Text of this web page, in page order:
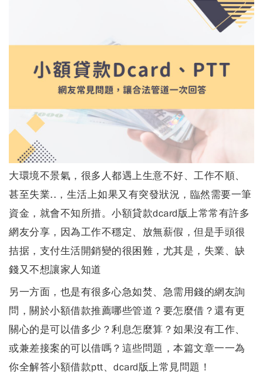
大環境不景氣，很多人都遇上生意不好、工作不順、
甚至失業..，生活上如果又有突發狀況，臨然需要一筆
資金，就會不知所措。 小額貸款dcard版上常常有許多
網友分享，因為工作不穩定、放無薪假 ，但是手頭很
拮据，支付生活開銷變的很困難，尤其是，失業、缺
錢又不想讓家人知道
另一方面，也是有很多心急如焚、急需用錢的網友詢
問，關於小額借款推薦哪些管道？要怎麼借？還有更
關心的是可以借多少？利息怎麼算？如果沒有工作、
或兼差接案的可以借嗎？這些問題，本篇文章一一為
你全解答小額借款ptt、dcard版上常見問題 ！